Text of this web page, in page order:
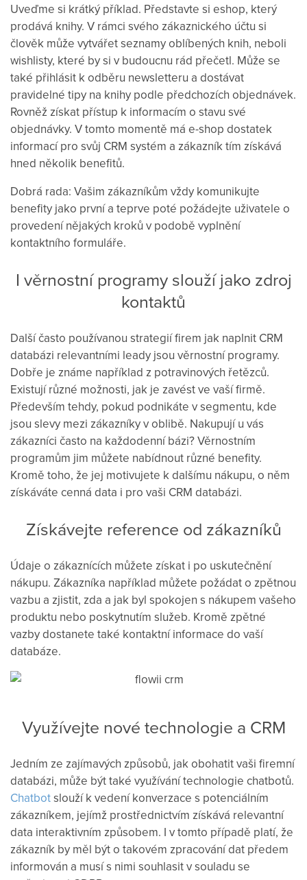
Uveďme si krátký příklad. Představte si eshop, který
prodává knihy. V rámci svého zákaznického účtu si
člověk může vytvářet seznamy oblíbených knih, neboli
wishlisty, které by si v budoucnu rád přečetl. Může se
také přihlásit k odběru newsletteru a dostávat
pravidelné tipy na knihy podle předchozích objednávek.
Rovněž získat přístup k informacím o stavu své
objednávky. V tomto momentě má e-shop dostatek
informací pro svůj CRM systém a zákazník tím získává
hned několik benefitů.
Dobrá rada: Vašim zákazníkům vždy komunikujte
benefity jako první a teprve poté požádejte uživatele o
provedení nějakých kroků v podobě vyplnění
kontaktního formuláře.
I věrnostní programy slouží jako zdroj
kontaktů
Další často používanou strategií firem jak naplnit CRM
databázi relevantními leady jsou věrnostní programy.
Dobře je známe například z potravinových řetězců.
Existují různé možnosti, jak je zavést ve vaší firmě.
Především tehdy, pokud podnikáte v segmentu, kde
jsou slevy mezi zákazníky v oblibě. Nakupují u vás
zákazníci často na každodenní bázi? Věrnostním
programům jim můžete nabídnout různé benefity.
Kromě toho, že jej motivujete k dalšímu nákupu, o něm
získáváte cenná data i pro vaši CRM databázi.
Získávejte reference od zákazníků
Údaje o zákaznících můžete získat i po uskutečnění
nákupu. Zákazníka například můžete požádat o zpětnou
vazbu a zjistit, zda a jak byl spokojen s nákupem vašeho
produktu nebo poskytnutím služeb. Kromě zpětné
vazby dostanete také kontaktní informace do vaší
databáze.
Využívejte nové technologie a CRM
Jedním ze zajímavých způsobů, jak obohatit vaši firemní
databázi, může být také využívání technologie chatbotů.
Chatbotslouží k vedení konverzace s potenciálním
zákazníkem, jejímž prostřednictvím získává relevantní
data interaktivním způsobem. I v tomto případě platí, že
zákazník by měl být o takovém zpracování dat předem
informován a musí s nimi souhlasit v souladu se